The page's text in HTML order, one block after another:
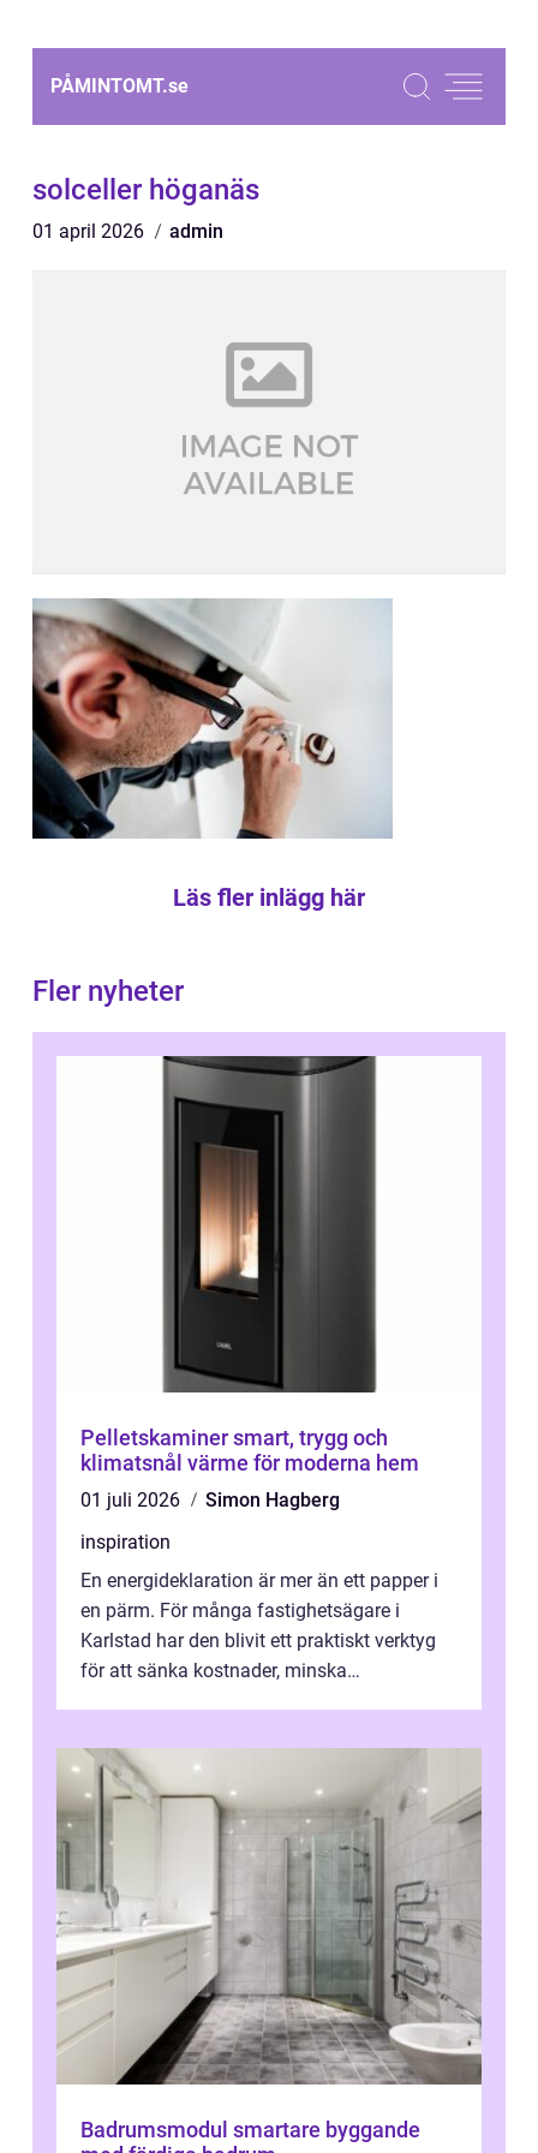
PÅMINTOMT.se
solceller höganäs
01 april 2026 admin
Läs fler inlägg här
Fler nyheter
Pelletskaminer smart, trygg och
klimatsnål värme för moderna hem
01 juli 2026
Simon Hagberg
inspiration
En energideklaration är mer än ett papper i
en pärm. För många fastighetsägare i
Karlstad har den blivit ett praktiskt verktyg
för att sänka kostnader, minska
Badrumsmodul smartare byggande